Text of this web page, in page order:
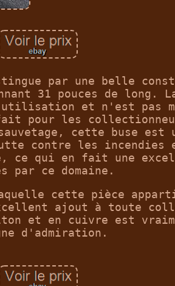
par une belle
31 pouces de long.
et n'est pas
pour les
cette buse est
contre les incendies
ce qui en fait une
par ce domaine.
cette pièce
ajout à toute
et en cuivre est
d'admiration.